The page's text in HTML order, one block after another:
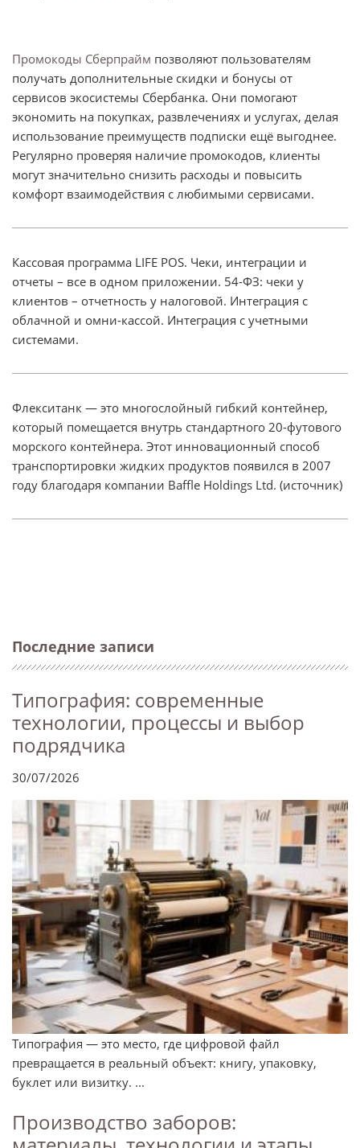
Промокоды Сберпрайм позволяют пользователям
получать дополнительные скидки и бонусы от
сервисов экосистемы Сбербанка. Они помогают
экономить на покупках, развлечениях и услугах, делая
использование преимуществ подписки ещё выгоднее.
Регулярно проверяя наличие промокодов, клиенты
могут значительно снизить расходы и повысить
комфорт взаимодействия с любимыми сервисами.
Кассовая программа LIFE POS. Чеки, интеграции и
отчеты – все в одном приложении. 54-ФЗ: чеки у
клиентов – отчетность у налоговой. Интеграция с
облачной и омни-кассой. Интеграция с учетными
системами.
Флекситанк — это многослойный гибкий контейнер,
который помещается внутрь стандартного 20-футового
морского контейнера. Этот инновационный способ
транспортировки жидких продуктов появился в 2007
году благодаря компании Baffle Holdings Ltd. (источник)
Последние записи
Типография: современные
технологии, процессы и выбор
подрядчика
30/07/2026
Типография — это место, где цифровой файл
превращается в реальный объект: книгу, упаковку,
буклет или визитку. ...
Производство заборов: